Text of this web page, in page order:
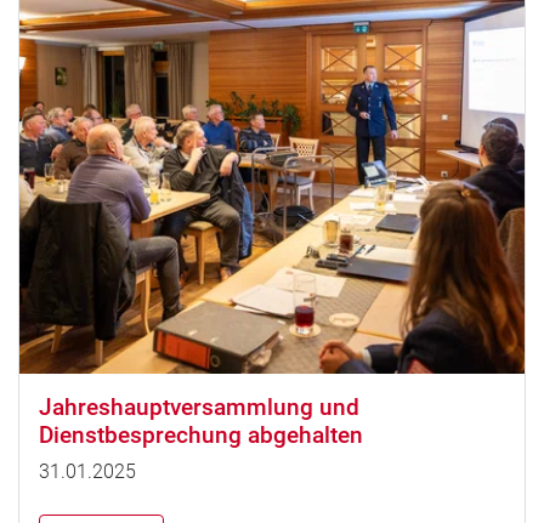
Jahreshauptversammlung und
Dienstbesprechung abgehalten
31.01.2025